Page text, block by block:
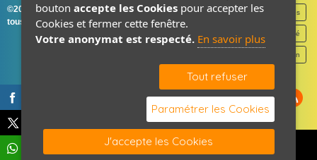
©2026-2027 France Accastillage
tous droits réservés
Mentions légales
Politique de confidentialité
Contact / Plan
bouton accepte les Cookies pour accepter les
Cookies et fermer cette fenêtre.
Votre anonymat est respecté. En savoir plus
Tout refuser
Paramétrer les Cookies
J'accepte les Cookies